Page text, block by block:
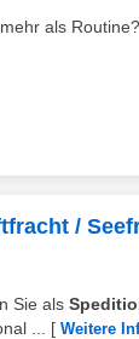
als
/
Sie als
...
[ Weitere